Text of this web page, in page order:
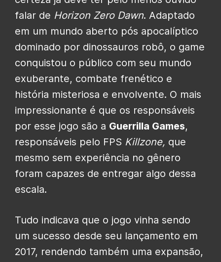
falar de Horizon Zero Dawn. Adaptado
em um mundo aberto pós apocalíptico
dominado por dinossauros robô, o game
conquistou o público com seu mundo
exuberante, combate frenético e
história misteriosa e envolvente. O mais
impressionante é que os responsáveis
por esse jogo são a Guerrilla Games,
responsáveis pelo FPS Killzone, que
mesmo sem experiência no gênero
foram capazes de entregar algo dessa
escala.
Tudo indicava que o jogo vinha sendo
um sucesso desde seu lançamento em
2017, rendendo também uma expansão,